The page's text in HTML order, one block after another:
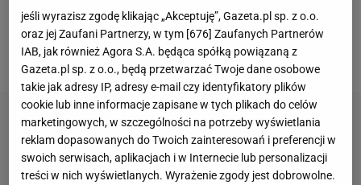
Mohorić, natomiast polscy kibice od samego
początku spoglądali głównie na Rafała Majkę, który
triumfował w wydarzeniu dokładnie dekadę temu.
jeśli wyrazisz zgodę klikając „Akceptuję”, Gazeta.pl sp. z o.o.
oraz jej Zaufani Partnerzy, w tym [676] Zaufanych Partnerów
IAB, jak również Agora S.A. będąca spółką powiązaną z
Gazeta.pl sp. z o.o., będą przetwarzać Twoje dane osobowe
takie jak adresy IP, adresy e-mail czy identyfikatory plików
cookie lub inne informacje zapisane w tych plikach do celów
marketingowych, w szczególności na potrzeby wyświetlania
reklam dopasowanych do Twoich zainteresowań i preferencji w
swoich serwisach, aplikacjach i w Internecie lub personalizacji
treści w nich wyświetlanych. Wyrażenie zgody jest dobrowolne.